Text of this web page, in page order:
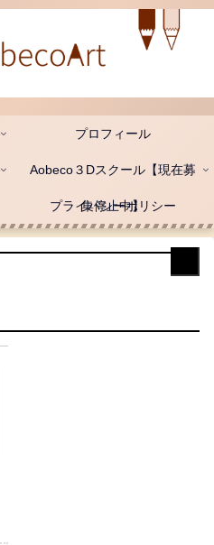
プロフィール
Aobeco３Dスクール【現在募
集停止中】
プライバシーポリシー